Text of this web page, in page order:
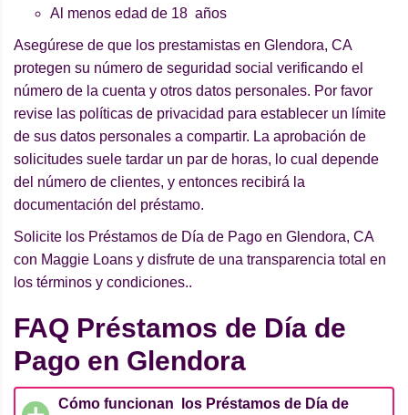
Al menos edad de 18 años
Asegúrese de que los prestamistas en Glendora, CA
protegen su número de seguridad social verificando el
número de la cuenta y otros datos personales. Por favor
revise las políticas de privacidad para establecer un límite
de sus datos personales a compartir. La aprobación de
solicitudes suele tardar un par de horas, lo cual depende
del número de clientes, y entonces recibirá la
documentación del préstamo.
Solicite los Préstamos de Día de Pago en Glendora, CA
con Maggie Loans y disfrute de una transparencia total en
los términos y condiciones..
FAQ Préstamos de Día de
Pago en Glendora
Cómo funcionan los Préstamos de Día de